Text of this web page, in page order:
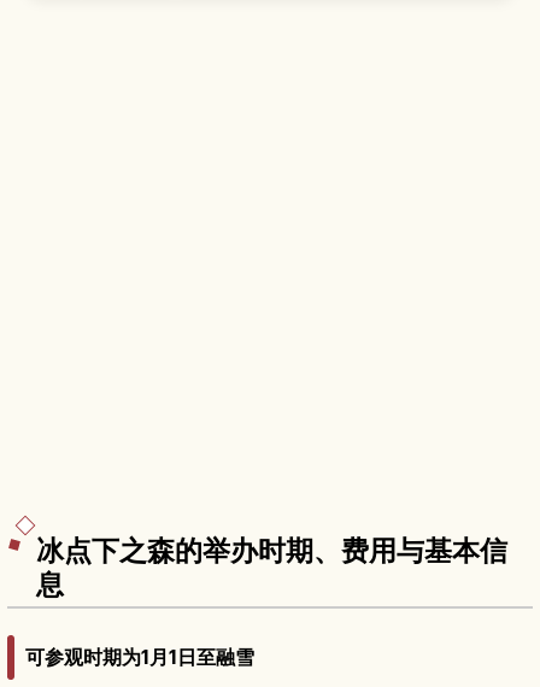
冰点下之森的举办时期、费用与基本信
息
可参观时期为1月1日至融雪